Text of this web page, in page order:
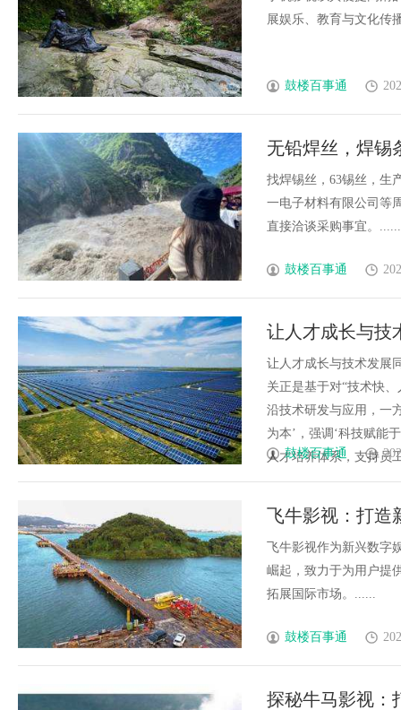
展娱乐、教育与文化传
鼓楼百事通
无铅焊丝，焊锡
球、6337锡条，
找焊锡丝，63锡丝，生
一电子材料有限公司等
直接洽谈采购事宜。......
鼓楼百事通
让人才成长与
养体系是保障
让人才成长与技术发展
关正是基于对“技术快
沿技术研发与应用，一
为本’，强调‘科技赋能
人才培养体系，支持员
鼓楼百事通
飞牛影视：打造
飞牛影视作为新兴数字
崛起，致力于为用户提
拓展国际市场。......
鼓楼百事通
探秘牛马影视：